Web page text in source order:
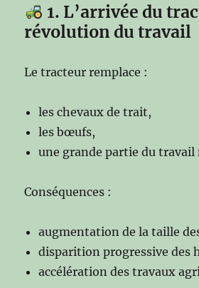
1. L’arrivée du
révolution du travail
Le tracteur remplace :
les chevaux de trait,
les bœufs,
une grande partie du travail
Conséquences :
augmentation de la taille
disparition progressive des
accélération des travaux